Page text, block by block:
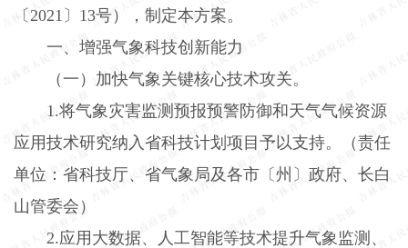
〔2021 〕 13号），制定本方案。
一、增强气象科技创新能力
（一）加快气象关键核心技术攻关。
1.将气象灾害监测预报预警防御和天气气候资源
应用技术研究纳入省科技计划项目予以支持。（责任
单位：省科技厅、省气象局及各市〔州〕政府、长白
山管委会）
2.应用大数据、人工智能等技术提升气象监测、